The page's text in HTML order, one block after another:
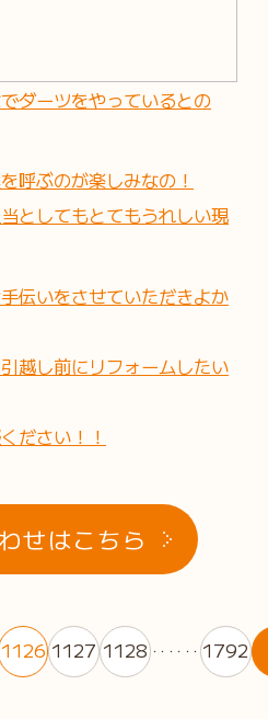
ダーツをやっているとの
呼ぶのが楽しみなの！
としてもとてもうれしい現
伝いをさせていただきよか
越し前にリフォームしたい
ださい！！
せはこちら
1126 1127 1128 ・・・・・・ 1792